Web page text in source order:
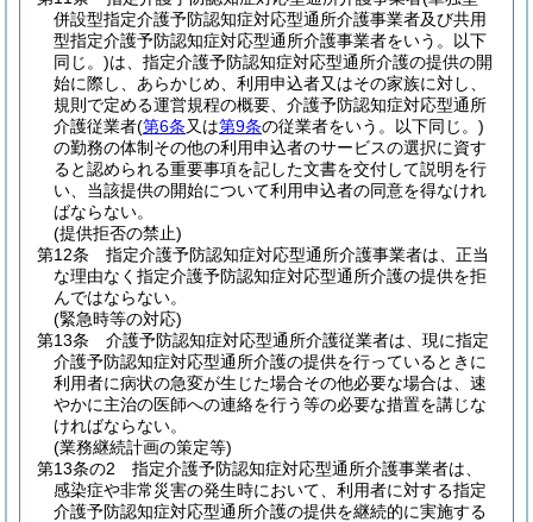
併設型指定介護予防認知症対応型通所介護事業者及び共用
型指定介護予防認知症対応型通所介護事業者をいう。以下
同じ。)は、指定介護予防認知症対応型通所介護の提供の開
始に際し、あらかじめ、利用申込者又はその家族に対し、
規則で定める運営規程の概要、介護予防認知症対応型通所
介護従業者(第6条又は第9条の従業者をいう。以下同じ。)
の勤務の体制その他の利用申込者のサービスの選択に資す
ると認められる重要事項を記した文書を交付して説明を行
い、当該提供の開始について利用申込者の同意を得なけれ
ばならない。
(提供拒否の禁止)
第12条
指定介護予防認知症対応型通所介護事業者は、正当
な理由なく指定介護予防認知症対応型通所介護の提供を拒
んではならない。
(緊急時等の対応)
第13条
介護予防認知症対応型通所介護従業者は、現に指定
介護予防認知症対応型通所介護の提供を行っているときに
利用者に病状の急変が生じた場合その他必要な場合は、速
やかに主治の医師への連絡を行う等の必要な措置を講じな
ければならない。
(業務継続計画の策定等)
第13条の2
指定介護予防認知症対応型通所介護事業者は、
感染症や非常災害の発生時において、利用者に対する指定
介護予防認知症対応型通所介護の提供を継続的に実施する